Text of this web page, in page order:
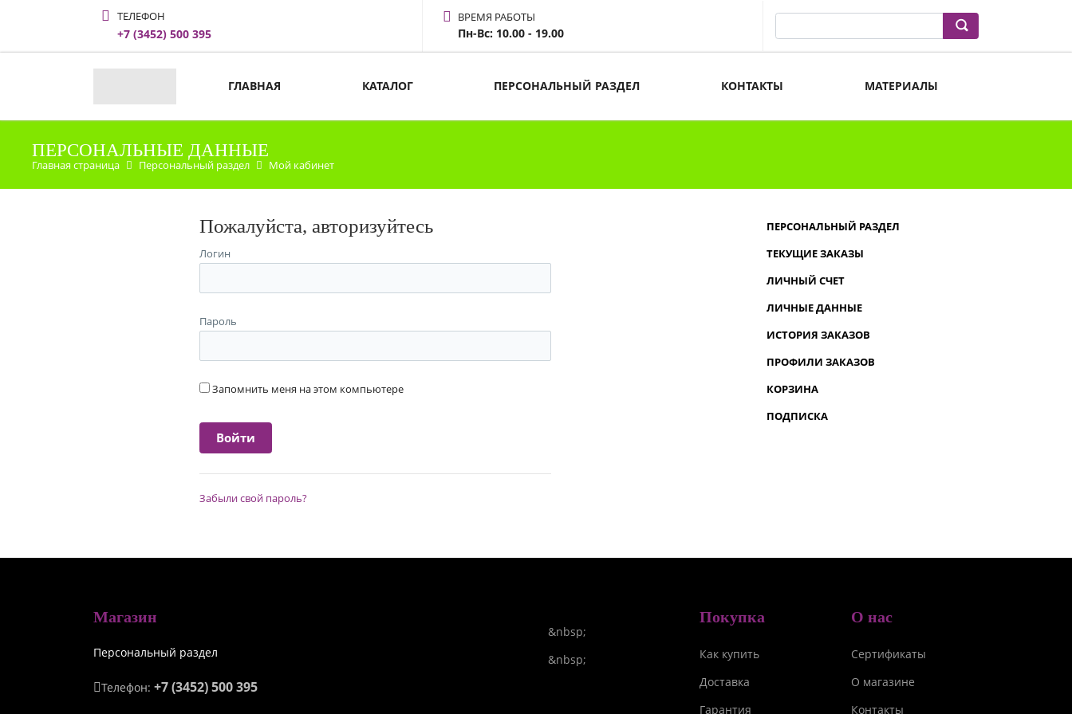
ТЕЛЕФОН
+7 (3452) 500 395
ВРЕМЯ РАБОТЫ
Пн-Вс: 10.00 - 19.00
ГЛАВНАЯ КАТАЛОГ ПЕРСОНАЛЬНЫЙ РАЗДЕЛ КОНТАКТЫ МАТЕРИАЛЫ
ПЕРСОНАЛЬНЫЕ ДАННЫЕ
Главная страница Персональный раздел Мой кабинет
ПЕРСОНАЛЬНЫЙ РАЗДЕЛ
ТЕКУЩИЕ ЗАКАЗЫ
ЛИЧНЫЙ СЧЕТ
ЛИЧНЫЕ ДАННЫЕ
ИСТОРИЯ ЗАКАЗОВ
ПРОФИЛИ ЗАКАЗОВ
КОРЗИНА
ПОДПИСКА
Пожалуйста, авторизуйтесь
Логин
Пароль
Запомнить меня на этом компьютере
Забыли свой пароль?
Магазин
Персональный раздел
Телефон: +7 (3452) 500 395
&nbsp;
&nbsp;
Покупка
Как купить
Доставка
Гарантия
О нас
Сертификаты
О магазине
Контакты